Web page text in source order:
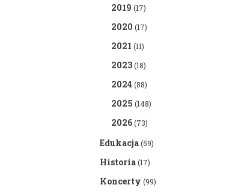
2019 (17)
2020 (17)
2021 (11)
2023(18)
2024 (88)
2025 (148)
2026(73)
Edukacja(59)
Historia(17)
Koncerty (99)